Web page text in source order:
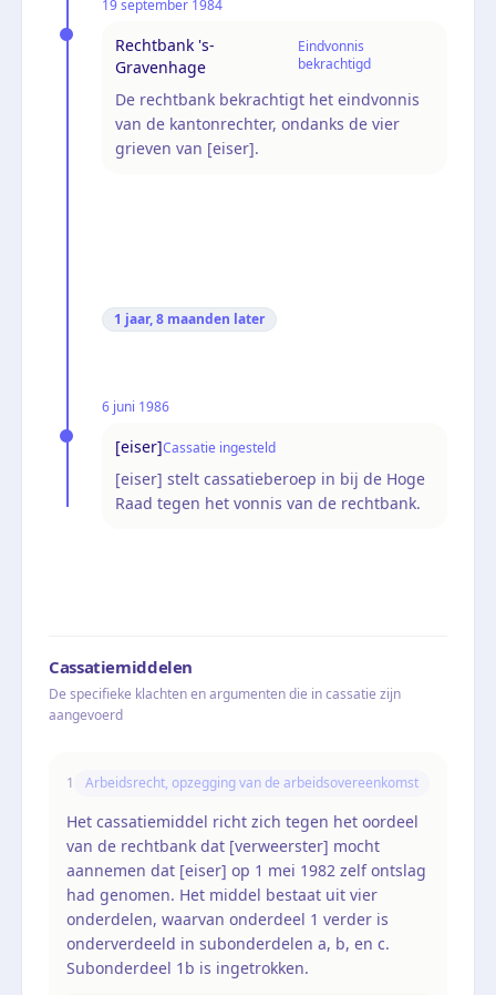
19 september 1984
Rechtbank 's-
Gravenhage
Eindvonnis
bekrachtigd
De rechtbank bekrachtigt het eindvonnis
van de kantonrechter, ondanks de vier
grieven van [eiser].
1 jaar, 8 maanden later
6 juni 1986
[eiser]Cassatie ingesteld
[eiser] stelt cassatieberoep in bij de Hoge
Raad tegen het vonnis van de rechtbank.
Cassatiemiddelen
De specifieke klachten en argumenten die in cassatie zijn
aangevoerd
1 Arbeidsrecht, opzegging van de arbeidsovereenkomst
Het cassatiemiddel richt zich tegen het oordeel
van de rechtbank dat [verweerster] mocht
aannemen dat [eiser] op 1 mei 1982 zelf ontslag
had genomen. Het middel bestaat uit vier
onderdelen, waarvan onderdeel 1 verder is
onderverdeeld in subonderdelen a, b, en c.
Subonderdeel 1b is ingetrokken.